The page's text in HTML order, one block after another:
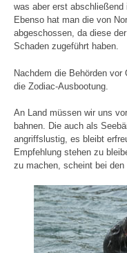
was aber erst
Ebenso hat man die von
abgeschossen, da diese
Schaden zugeführt haben.
Nachdem die Behörden
die Zodiac-Ausbootung.
An Land müssen wir uns
bahnen. Die auch als
angriffslustig, es bleibt
Empfehlung stehen zu
zu machen, scheint bei den